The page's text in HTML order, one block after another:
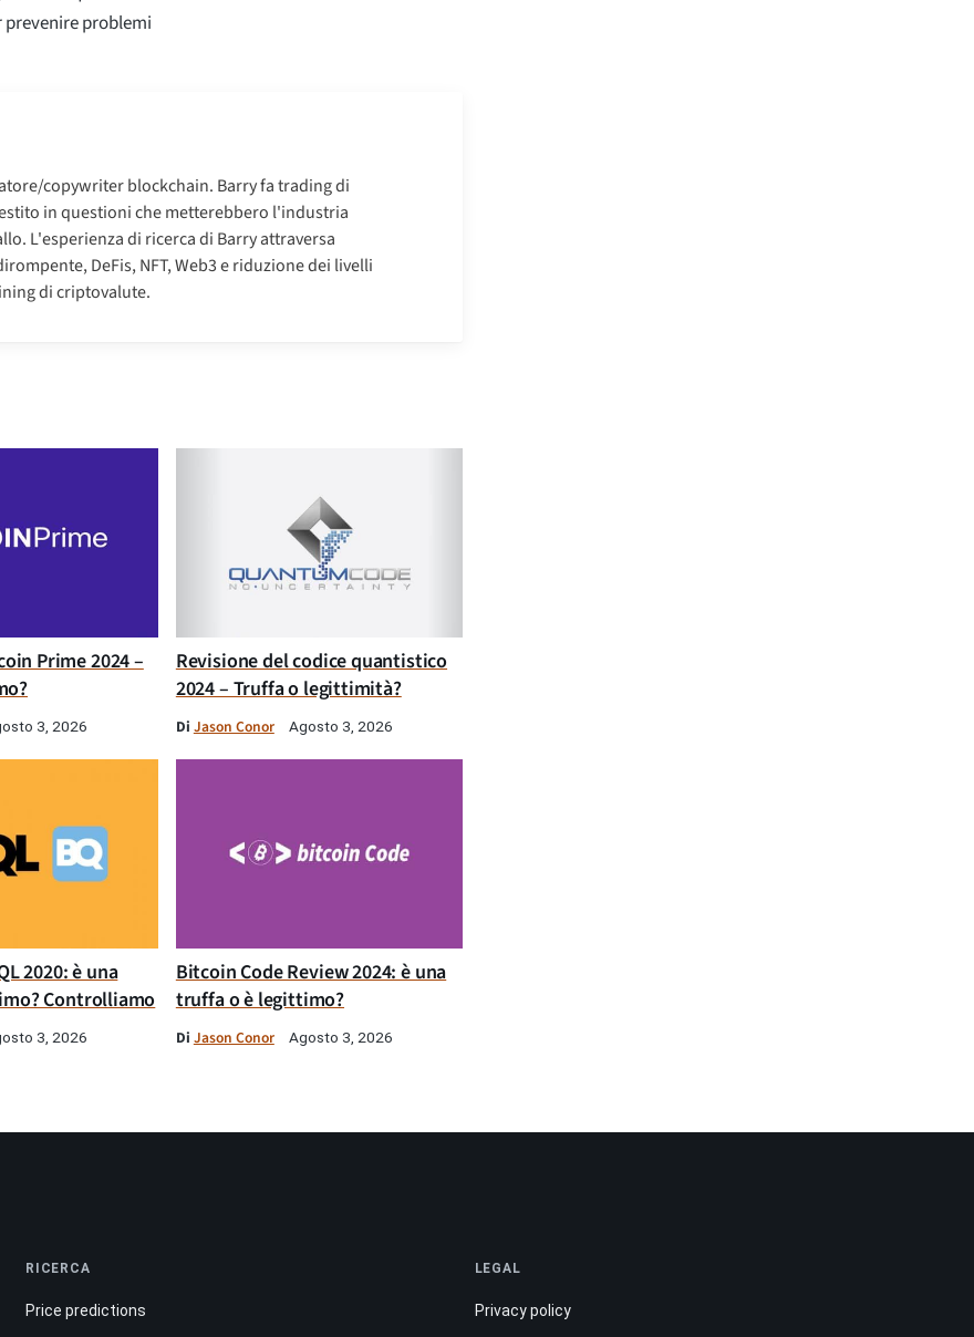
problemi
copywriter blockchain. Barry fa trading di
in questioni che metterebbero l'industria
L'esperienza di ricerca di Barry attraversa
DeFis, NFT, Web3 e riduzione dei livelli
di criptovalute.
Prime 2024 –
3, 2026
Revisione del codice quantistico
2024 – Truffa o legittimità?
Di Jason Conor Agosto 3, 2026
2020: è una
Controlliamo
3, 2026
Bitcoin Code Review 2024: è una
truffa o è legittimo?
Di Jason Conor Agosto 3, 2026
RICERCA
Price predictions
LEGAL
Privacy policy